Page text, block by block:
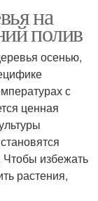
на
полив
осенью,
с
ценная
избежать
растения,